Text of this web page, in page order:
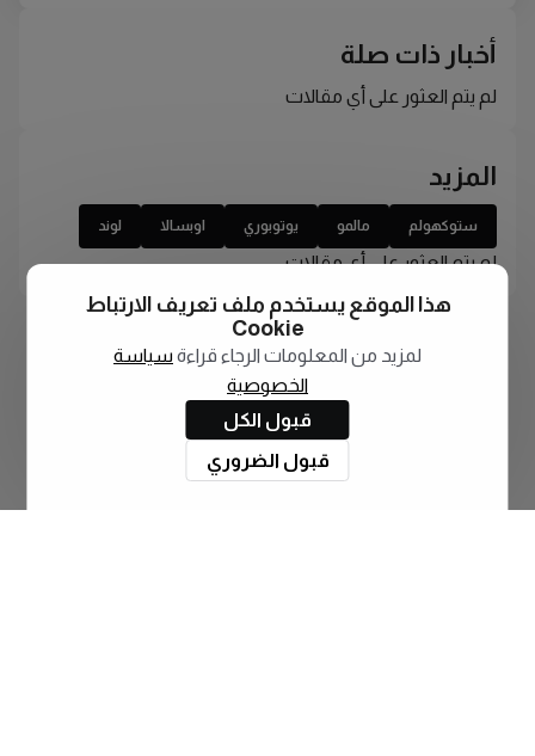
أخبار ذات صلة
لم يتم العثور على أي مقالات
المزيد
ستوكهولم مالمو يوتوبوري اوبسالا لوند
لم يتم العثور على أي مقالات
هذا الموقع يستخدم ملف تعريف الارتباط
Cookie
لمزيد من المعلومات الرجاء قراءة سياسة
الخصوصية
قبول الكل
قبول الضروري